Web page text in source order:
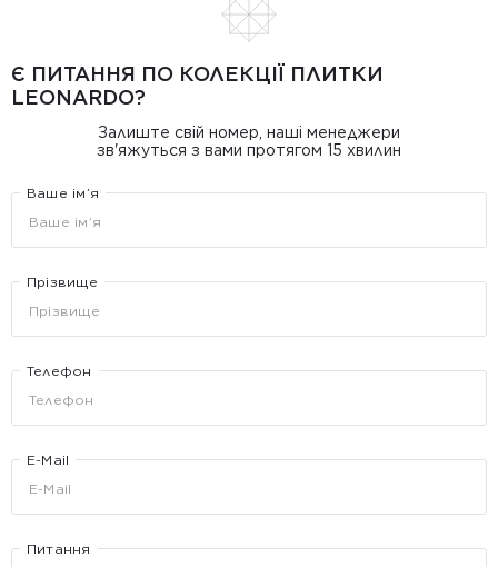
Є ПИТАННЯ ПО КОЛЕКЦІЇ ПЛИТКИ
LEONARDO?
Залиште свій номер, наші менеджери
зв'яжуться з вами протягом 15 хвилин
Ваше ім’я
Прізвище
Телефон
E-Mail
Питання